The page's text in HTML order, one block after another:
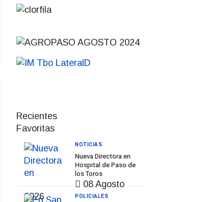
Recientes
Favoritas
Nueva Directora en
Hospital de Paso de
los Toros
08 Agosto
2026
NOTICIAS
POLICIALES